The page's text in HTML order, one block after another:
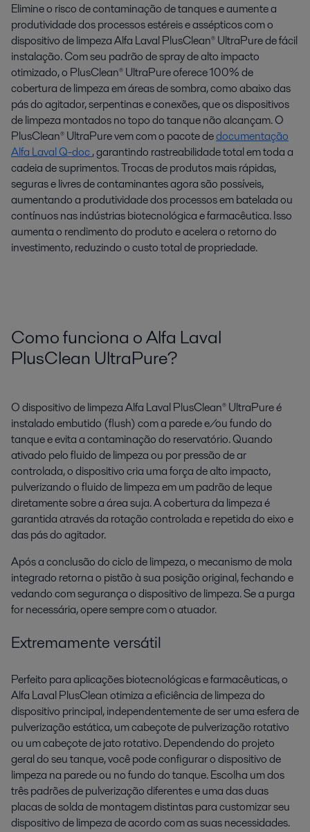
Elimine o risco de contaminação de tanques e aumente a
produtividade dos processos estéreis e assépticos com o
dispositivo de limpeza Alfa Laval PlusClean® UltraPure de fácil
instalação. Com seu padrão de spray de alto impacto
otimizado, o PlusClean® UltraPure oferece 100% de
cobertura de limpeza em áreas de sombra, como abaixo das
pás do agitador, serpentinas e conexões, que os dispositivos
de limpeza montados no topo do tanque não alcançam. O
PlusClean® UltraPure vem com o pacote dedocumentação
Alfa Laval Q-doc, garantindo rastreabilidade total em toda a
cadeia de suprimentos. Trocas de produtos mais rápidas,
seguras e livres de contaminantes agora são possíveis,
aumentando a produtividade dos processos em batelada ou
contínuos nas indústrias biotecnológica e farmacêutica. Isso
aumenta o rendimento do produto e acelera o retorno do
investimento, reduzindo o custo total de propriedade.
Como funciona o Alfa Laval
PlusClean UltraPure?
O dispositivo de limpeza Alfa Laval PlusClean® UltraPure é
instalado embutido (flush) com a parede e/ou fundo do
tanque e evita a contaminação do reservatório. Quando
ativado pelo fluido de limpeza ou por pressão de ar
controlada, o dispositivo cria uma força de alto impacto,
pulverizando o fluido de limpeza em um padrão de leque
diretamente sobre a área suja. A cobertura da limpeza é
garantida através da rotação controlada e repetida do eixo e
das pás do agitador.
Após a conclusão do ciclo de limpeza, o mecanismo de mola
integrado retorna o pistão à sua posição original, fechando e
vedando com segurança o dispositivo de limpeza. Se a purga
for necessária, opere sempre com o atuador.
Extremamente versátil
Perfeito para aplicações biotecnológicas e farmacêuticas, o
Alfa Laval PlusClean otimiza a eficiência de limpeza do
dispositivo principal, independentemente de ser uma esfera de
pulverização estática, um cabeçote de pulverização rotativo
ou um cabeçote de jato rotativo. Dependendo do projeto
geral do seu tanque, você pode configurar o dispositivo de
limpeza na parede ou no fundo do tanque. Escolha um dos
três padrões de pulverização diferentes e uma das duas
placas de solda de montagem distintas para customizar seu
dispositivo de limpeza de acordo com as suas necessidades.